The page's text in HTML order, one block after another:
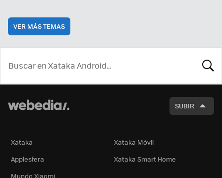
VER MÁS TEMAS
SUBIR
Xataka
Xataka Móvil
Applesfera
Xataka Smart Home
Mundo Xiaomi